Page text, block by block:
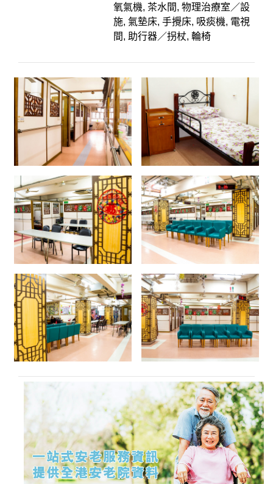
氧氣機, 茶水間, 物理治療室／設
施, 氣墊床, 手攪床, 吸痰機, 電視
間, 助行器／拐杖, 輪椅